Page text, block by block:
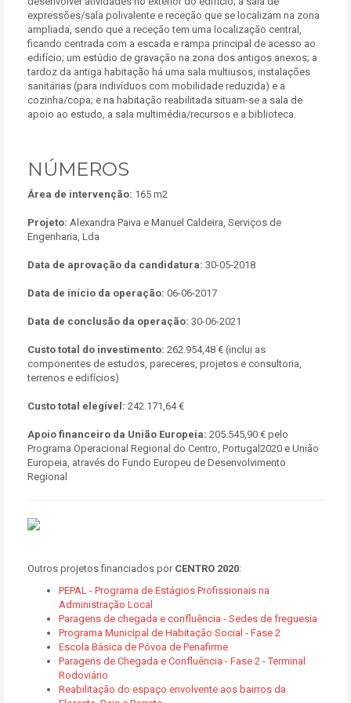
expressões/sala polivalente e receção que se localizam na zona
ampliada, sendo que a receção tem uma localização central,
ficando centrada com a escada e rampa principal de acesso ao
edifício; um estúdio de gravação na zona dos antigos anexos; a
tardoz da antiga habitação há uma sala multiusos, instalações
sanitárias (para indivíduos com mobilidade reduzida) e a
cozinha/copa; e na habitação reabilitada situam-se a sala de
apoio ao estudo, a sala multimédia/recursos e a biblioteca.
NÚMEROS
Área de intervenção: 165 m2
Projeto: Alexandra Paiva e Manuel Caldeira, Serviços de
Engenharia, Lda
Data de aprovação da candidatura: 30-05-2018
Data de início da operação: 06-06-2017
Data de conclusão da operação: 30-06-2021
Custo total do investimento: 262.954,48 € (inclui as
componentes de estudos, pareceres, projetos e consultoria,
terrenos e edifícios)
Custo total elegível: 242.171,64 €
Apoio financeiro da União Europeia: 205.545,90 € pelo
Programa Operacional Regional do Centro, Portugal2020 e União
Europeia, através do Fundo Europeu de Desenvolvimento
Regional
Outros projetos financiados por CENTRO 2020:
PEPAL - Programa de Estágios Profissionais na
Administração Local
Paragens de chegada e confluência - Sedes de freguesia
Programa Municipal de Habitação Social - Fase 2
Escola Básica de Póvoa de Penafirme
Paragens de Chegada e Confluência - Fase 2 - Terminal
Rodoviário
Reabilitação do espaço envolvente aos bairros da